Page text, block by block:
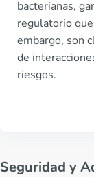
bacterianas,
regulatorio
embargo, son
de
riesgos.
Seguridad y